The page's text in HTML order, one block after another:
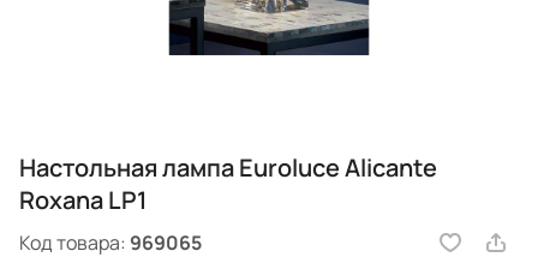
Настольная лампа Euroluce Alicante
Roxana LP1
Код товара: 969065